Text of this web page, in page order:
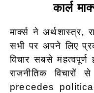
कार्ल
मार्क्स ने अर्थशास्त्र,
सभी पर अपने लिए
विचार सबसे
राजनीतिक
precedes